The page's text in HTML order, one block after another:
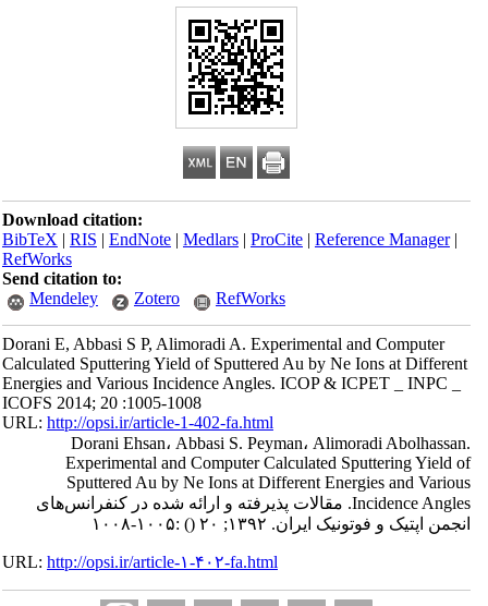
Download citation:
BibTeX|RIS|EndNote|Medlars|ProCite|Reference Manager
RefWorks
Send citation to:
Mendeley
Zotero RefWorks
Dorani E, Abbasi S P, Alimoradi A. Experimental and Computer
Calculated Sputtering Yield of Sputtered Au by Ne Ions at Different
Energies and Various Incidence Angles. ICOP & ICPET _ INPC _
ICOFS 2014; 20 :1005-1008
URL:http://opsi.ir/article-1-402-fa.html
Dorani Ehsan، Abbasi S. Peyman، Alimoradi Abolhassan.
Experimental and Computer Calculated Sputtering Yield of
Sputtered Au by Ne Ions at Different Energies and Various
Incidence Angles. مقالات پذیرفته و ارائه شده در کنفرانس‌های
انجمن اپتیک و فوتونیک ایران. ۱۳۹۲; ۲۰
() :۱۰۰۵-۱۰۰۸
URL:http://opsi.ir/article-۱-۴۰۲-fa.html